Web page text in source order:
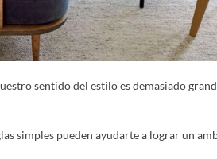
sentido del estilo es demasiado
simples pueden ayudarte a lograr un